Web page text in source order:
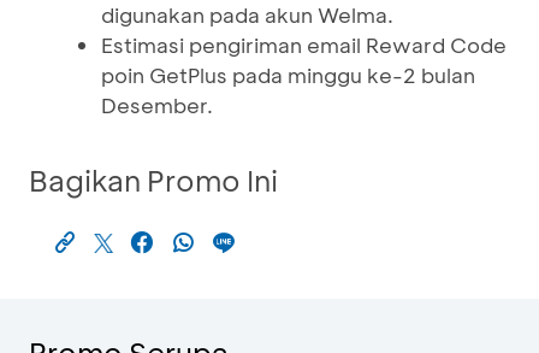
digunakan pada akun Welma.
Estimasi pengiriman email Reward Code
poin GetPlus pada minggu ke-2 bulan
Desember.
Bagikan Promo Ini